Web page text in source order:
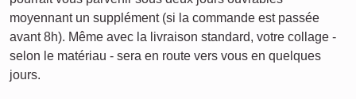
moyennant un supplément (si la commande est passée
avant 8h). Même avec la livraison standard, votre collage -
selon le matériau - sera en route vers vous en quelques
jours.